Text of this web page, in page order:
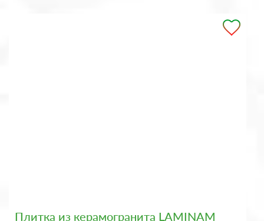
Плитка из керамогранита LAMINAM